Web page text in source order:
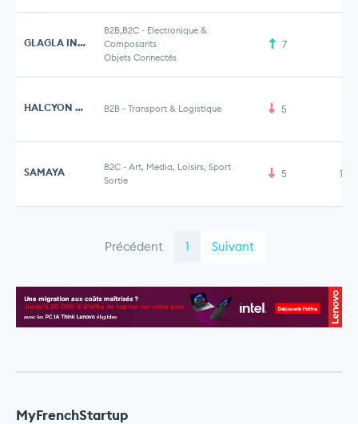
GLAGLA INTERNATIONAL
B2B,B2C - Electronique &
Composants
Objets Connectés
7
HALCYON PERFORMANCE B2B - Transport & Logistique 5
SAMAYA B2C - Art, Media, Loisirs, Sport
Sortie
5
Précédent 1 Suivant
MyFrenchStartup